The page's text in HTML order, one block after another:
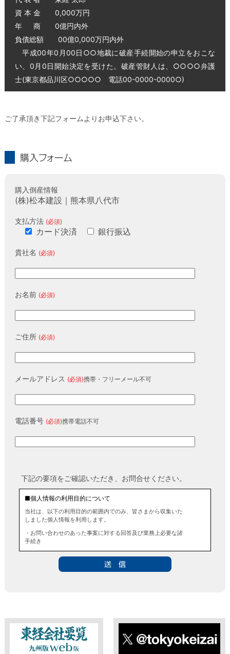
資 本 金 0,000万円
年 商 0億円内外
負債総額 00億0,000万円内外
平成00年0月00日○○地裁に破産手続開始の申立をおこな
い、0月0日開始決定を受けた。破産管財人は、○○○○弁護
士(東京都品川区○○○○○ 電話00-0000-0000○)
ご了承頂き下記フォームよりお申込下さい。
購入倒産情報
(株)松本建設｜熊本県八代市
支払方法 (必須)
カード決済 銀行振込
貴社名 (必須)
お名前 (必須)
ご住所 (必須)
メールアドレス (必須)携帯・フリーメール不可
電話番号 (必須)携帯電話不可
下記の要項をご確認いただき、お問合せください。
■個人情報の利用目的について
当社は、以下の利用目的の範囲内でのみ、皆さまから収集いた
しました個人情報を利用します。
・お問い合わせのあった事案に対する回答及び業務上必要な諸
手続き
■個人情報の第三者提供について
■ 個人情報提供の任意性及び留意点
個人情報のご提供は任意ですが、必要な個人情報をご提供いた
だけなかった場合は、上記利用目的を達成できない場合があり
ますのでご了承ください。